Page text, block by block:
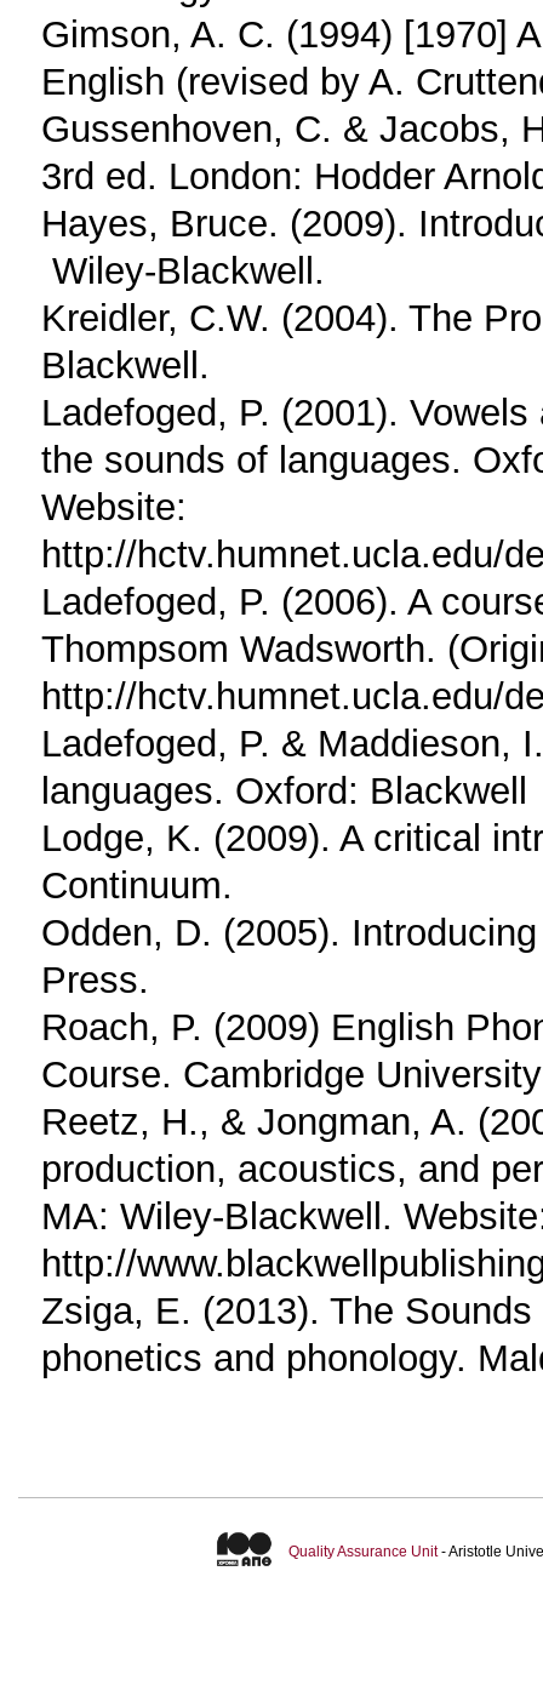
Gimson, A. C. (1994) [1970]
English (revised by A.
Gussenhoven, C. & Jacobs,
3rd ed. London: Hodder
Hayes, Bruce. (2009).
Wiley-Blackwell.
Kreidler, C.W. (2004). The
Blackwell.
Ladefoged, P. (2001).
the sounds of languages.
Website:
http://hctv.humnet.ucla.edu/
Ladefoged, P. (2006). A
Thompsom Wadsworth.
http://hctv.humnet.ucla.edu/
Ladefoged, P. & Maddieson,
languages. Oxford: Blackwell
Lodge, K. (2009). A critical
Continuum.
Odden, D. (2005).
Press.
Roach, P. (2009) English
Course. Cambridge
Reetz, H., & Jongman, A.
production, acoustics, and
MA: Wiley-Blackwell.
http://
Zsiga, E. (2013). The
phonetics and phonology.
Quality Assurance Unit- Aristotle